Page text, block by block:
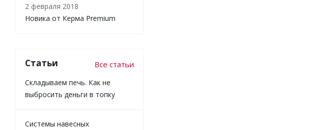
2 февраля 2018
Новика от Керма Premium
Статьи Все статьи
Складываем печь. Как не
выбросить деньги в топку
Системы навесных